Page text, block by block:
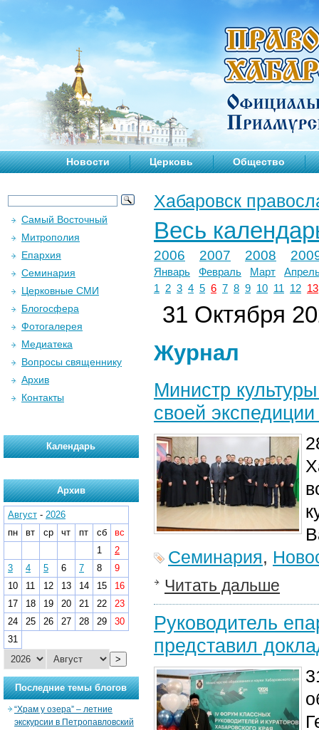
Новости Церковь Общество
Хабаровск
Весь
2006 2007 2008
Январь Февраль Март
1
2 3 4 5 6 7 8 9 10 11 12 13
31 Октября
Журнал
Министр
своей
Семинария,
Читать дальше
Руководитель
представил
Самый Восточный
Митрополия
Епархия
Семинария
Церковные СМИ
Блогосфера
Фотогалерея
Медиатека
Вопросы священнику
Архив
Контакты
Календарь
Архив
Август - 2026
пн
вт ср чт пт сб
вс
1
2
3
4 5 6 7 8
9
10
11 12 13 14 15
16
17
18 19 20 21 22
23
24
25 26 27 28 29
30
31
>
Последние темы блогов
“Храм у озера” – летние
экскурсии в Петропавловский